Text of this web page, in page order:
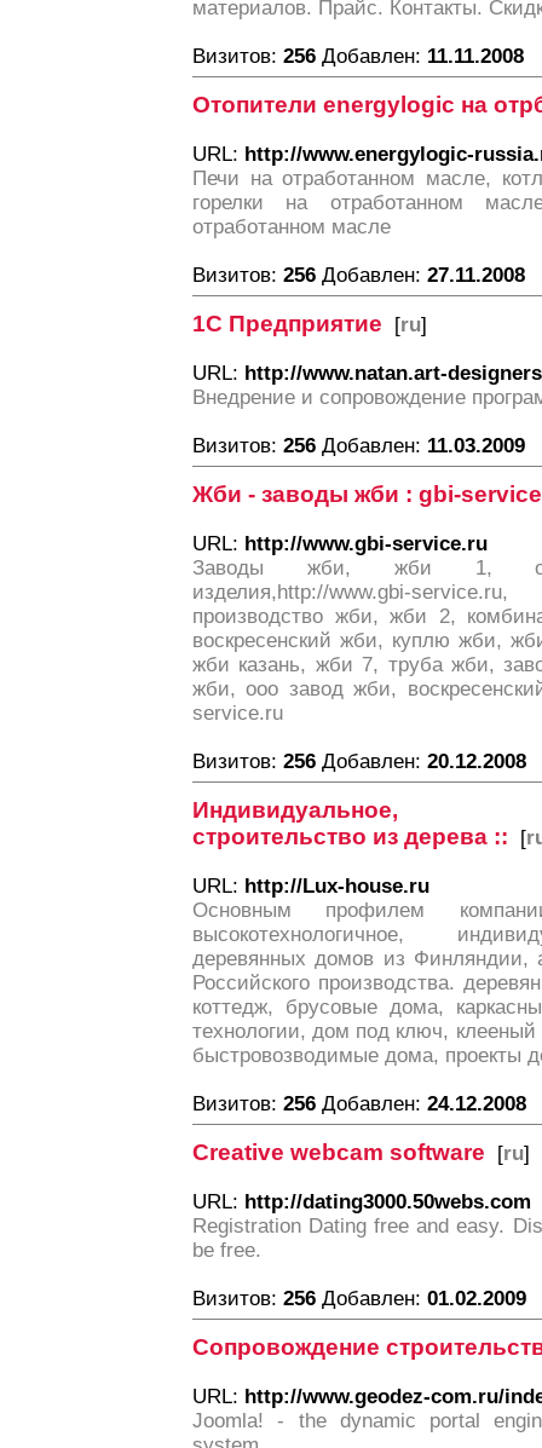
материалов. Прайс. Контакты.
Визитов: 256 Добавлен: 11.11.2008
Отопители energylogic на
URL: http://www.energylogic-
Печи на отработанном масле,
горелки на отработанном
отработанном масле
Визитов: 256 Добавлен: 27.11.2008
1С Предприятие [ru]
URL: http://www.natan.art-
Внедрение и сопровождение
Визитов: 256 Добавлен: 11.03.2009
Жби - заводы жби : gbi-
URL: http://www.gbi-service.ru
Заводы жби, жби 1,
изделия,http://www.gbi-
производство жби, жби 2,
воскресенский жби, куплю жби,
жби казань, жби 7, труба жби,
жби, ооо завод жби,
service.ru
Визитов: 256 Добавлен: 20.12.2008
Индивидуальное,
строительство из дерева :: [
URL: http://Lux-house.ru
Основным профилем
высокотехнологичное,
деревянных домов из Финляндии,
Российского производства.
коттедж, брусовые дома,
технологии, дом под ключ,
быстровозводимые дома, проекты
Визитов: 256 Добавлен: 24.12.2008
Creative webcam software [ru]
URL: http://dating3000.50webs.com
Registration Dating free and easy.
be free.
Визитов: 256 Добавлен: 01.02.2009
Сопровождение
URL: http://www.geodez-com.ru/
Joomla! - the dynamic portal